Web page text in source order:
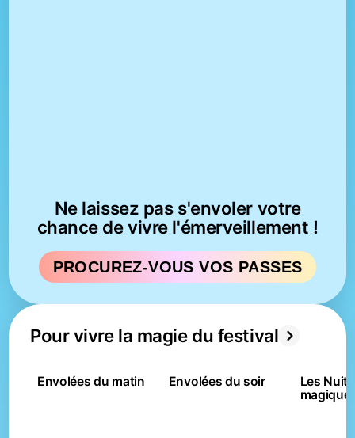
Ne laissez pas s'envoler votre
chance de vivre l'émerveillement !
PROCUREZ-VOUS VOS PASSES
Pour vivre la magie du festival
Envolées du matin Envolées du soir
Les Nuits